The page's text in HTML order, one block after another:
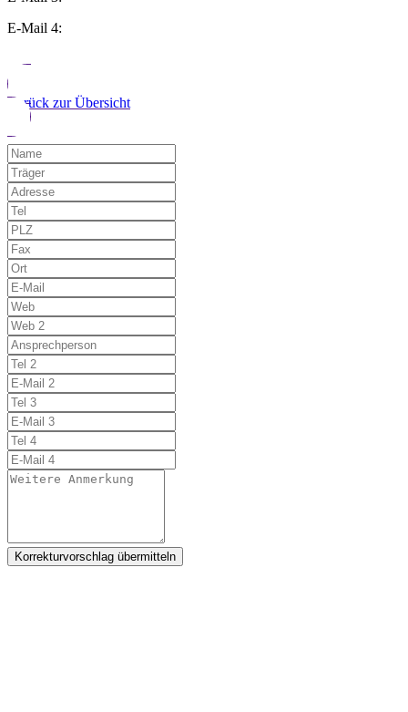
E-Mail 4:
Zurück zur Übersicht
Korrekturvorschlag übermitteln